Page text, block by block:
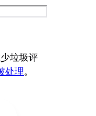
垃圾评
处理。